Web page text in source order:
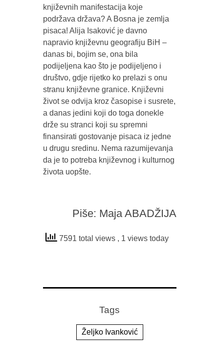
književnih manifestacija koje
podržava država? A Bosna je zemlja
pisaca! Alija Isaković je davno
napravio književnu geografiju BiH –
danas bi, bojim se, ona bila
podijeljena kao što je podijeljeno i
društvo, gdje rijetko ko prelazi s onu
stranu književne granice. Književni
život se odvija kroz časopise i susrete,
a danas jedini koji do toga donekle
drže su stranci koji su spremni
finansirati gostovanje pisaca iz jedne
u drugu sredinu. Nema razumijevanja
da je to potreba književnog i kulturnog
života uopšte.
Piše: Maja ABADŽIJA
7591 total views , 1 views today
Tags
Željko Ivanković